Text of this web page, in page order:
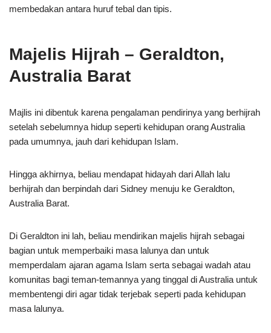
membedakan antara huruf tebal dan tipis.
Majelis Hijrah – Geraldton,
Australia Barat
Majlis ini dibentuk karena pengalaman pendirinya yang berhijrah
setelah sebelumnya hidup seperti kehidupan orang Australia
pada umumnya, jauh dari kehidupan Islam.
Hingga akhirnya, beliau mendapat hidayah dari Allah lalu
berhijrah dan berpindah dari Sidney menuju ke Geraldton,
Australia Barat.
Di Geraldton ini lah, beliau mendirikan majelis hijrah sebagai
bagian untuk memperbaiki masa lalunya dan untuk
memperdalam ajaran agama Islam serta sebagai wadah atau
komunitas bagi teman-temannya yang tinggal di Australia untuk
membentengi diri agar tidak terjebak seperti pada kehidupan
masa lalunya.